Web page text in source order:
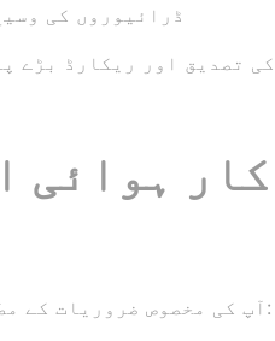
ڈرائیوروں کی
تصدیق اور ریکارڈ بڑے
ہوائی
GetTransfer آپ کی مخصوص ضروریات کے مطابق متعدد اضافی خدمات پیش کرتا ہے، جن میں شامل ہیں: